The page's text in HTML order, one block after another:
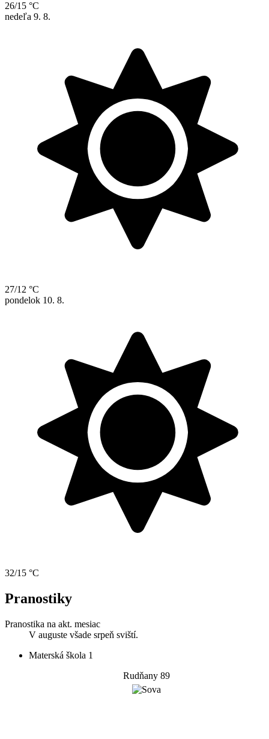
26/15 °C
nedeľa 9. 8.
27/12 °C
pondelok 10. 8.
32/15 °C
Pranostiky
Pranostika na akt. mesiac
V auguste všade srpeň sviští.
Materská škola 1
Rudňany 89